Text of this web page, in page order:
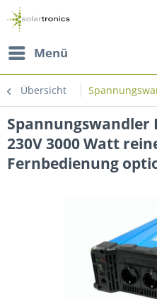
Menü
Übersicht
Spannungswandler
230V 3000 Watt
Fernbedienung